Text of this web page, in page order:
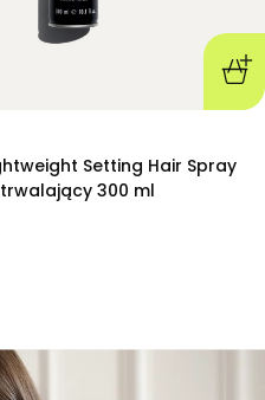
Setting Hair Spray
300 ml